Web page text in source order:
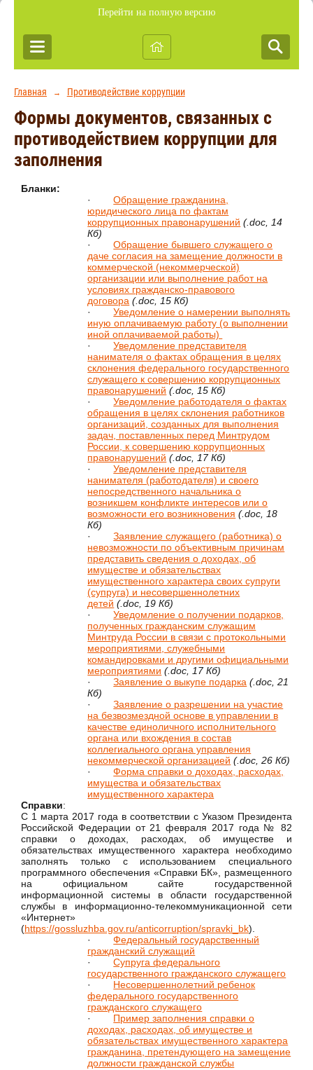
Перейти на полную версию
Главная → Противодействие коррупции
Формы документов, связанных с
противодействием коррупции для
заполнения
Бланки:
·Обращение гражданина,
юридического лица по фактам
коррупционных правонарушений (.doc, 14
Кб)
·Обращение бывшего служащего о
даче согласия на замещение должности в
коммерческой (некоммерческой)
организации или выполнение работ на
условиях гражданско-правового
договора (.doc, 15 Кб)
·Уведомление о намерении выполнять
иную оплачиваемую работу (о выполнении
иной оплачиваемой работы)
·Уведомление представителя
нанимателя о фактах обращения в целях
склонения федерального государственного
служащего к совершению коррупционных
правонарушений (.doc, 15 Кб)
·Уведомление работодателя о фактах
обращения в целях склонения работников
организаций, созданных для выполнения
задач, поставленных перед Минтрудом
России, к совершению коррупционных
правонарушений (.doc, 17 Кб)
·Уведомление представителя
нанимателя (работодателя) и своего
непосредственного начальника о
возникшем конфликте интересов или о
возможности его возникновения (.doc, 18
Кб)
·Заявление служащего (работника) о
невозможности по объективным причинам
представить сведения о доходах, об
имуществе и обязательствах
имущественного характера своих супруги
(супруга) и несовершеннолетних
детей (.doc, 19 Кб)
·Уведомление о получении подарков,
полученных гражданским служащим
Минтруда России в связи с протокольными
мероприятиями, служебными
командировками и другими официальными
мероприятиями (.doc, 17 Кб)
·Заявление о выкупе подарка (.doc, 21
Кб)
·Заявление о разрешении на участие
на безвозмездной основе в управлении в
качестве единоличного исполнительного
органа или вхождения в состав
коллегиального органа управления
некоммерческой организацией (.doc, 26 Кб)
·Форма справки о доходах, расходах,
имущества и обязательствах
имущественного характера
Справки:
С 1 марта 2017 года в соответствии с Указом Президента
Российской Федерации от 21 февраля 2017 года № 82
справки о доходах, расходах, об имуществе и
обязательствах имущественного характера необходимо
заполнять только с использованием специального
программного обеспечения «Справки БК», размещенного
на официальном сайте государственной
информационной системы в области государственной
службы в информационно-телекоммуникационной сети
«Интернет»
(https://gossluzhba.gov.ru/anticorruption/spravki_bk).
·Федеральный государственный
гражданский служащий
·Супруга федерального
государственного гражданского служащего
· Несовершеннолетний ребенок
федерального государственного
гражданского служащего
· Пример заполнения справки о
доходах, расходах, об имуществе и
обязательствах имущественного характера
гражданина, претендующего на замещение
должности гражданской службы